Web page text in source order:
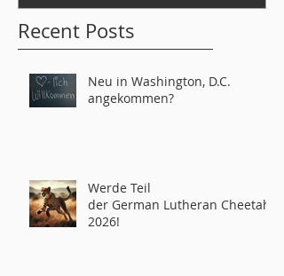
Recent Posts
Neu in Washington, D.C.
angekommen?
Werde Teil
der German Lutheran Cheetahs
2026!